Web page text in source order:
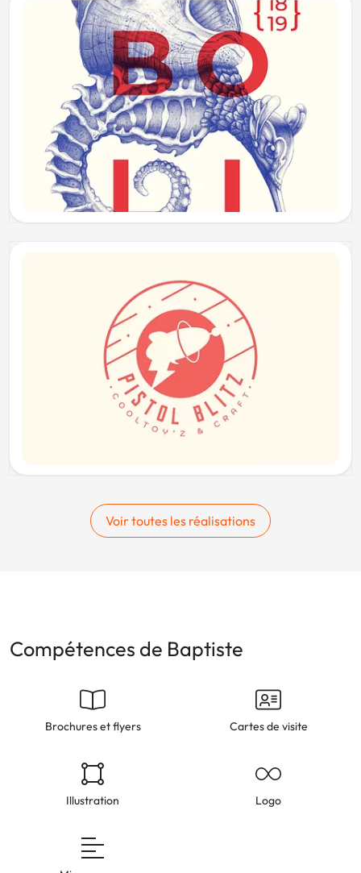
Voir toutes les réalisations
Compétences de Baptiste
Brochures et flyers Cartes de visite
Illustration Logo